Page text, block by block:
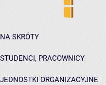
NA SKRÓTY
STUDENCI, PRACOWNICY
JEDNOSTKI ORGANIZACYJNE